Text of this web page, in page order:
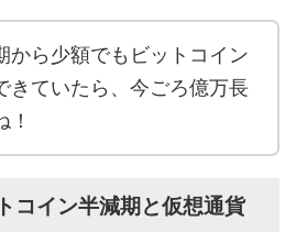
から少額でもビットコイン
きていたら、今ごろ億万長
コイン半減期と仮想通貨